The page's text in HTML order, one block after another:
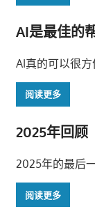
AI是最佳的
AI真的可以很
阅读更多
2025年回顾
2025年的最后
阅读更多